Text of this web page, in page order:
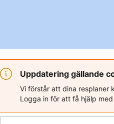
Uppdatering gällande
Vi förstår att dina resplaner
Logga in för att få hjälp